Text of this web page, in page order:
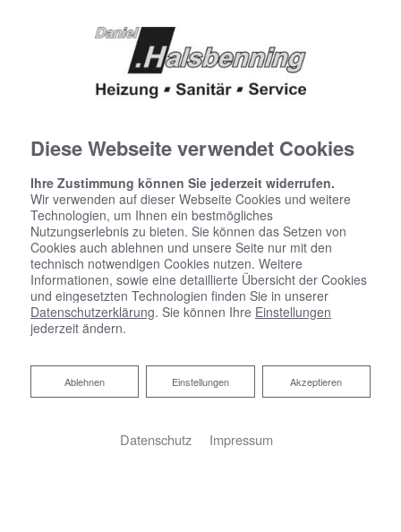
Heizen mit Solarenergie
Ihr Partner für nachhaltiges Heizen in Havixbeck
in Ihrem Haus für wohlige Wärme zu sorgen? Kein Problem!
Diese Webseite verwendet Cookies
Ihre Zustimmung können Sie jederzeit widerrufen.
Wir verwenden auf dieser Webseite Cookies und weitere
Technologien, um Ihnen ein bestmögliches
Nutzungserlebnis zu bieten. Sie können das Setzen von
Cookies auch ablehnen und unsere Seite nur mit den
technisch notwendigen Cookies nutzen. Weitere
Informationen, sowie eine detaillierte Übersicht der Cookies
und eingesetzten Technologien finden Sie in unserer
Datenschutzerklärung. Sie können Ihre Einstellungen
jederzeit ändern.
Akzeptieren
Einstellungen
Ablehnen
Ablehnen
Datenschutz Impressum